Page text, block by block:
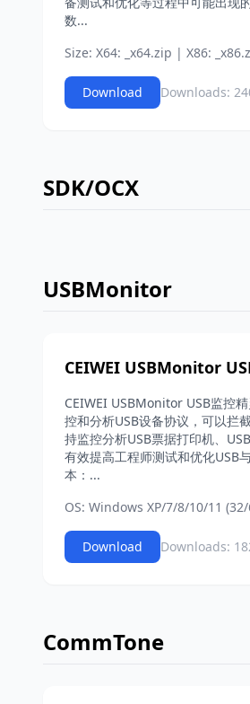
数...
Size: X64: _x64.zip | X86:
Download Downloads:
SDK/OCX
USBMonitor
CEIWEI USBMonitor
CEIWEI USBMonitor USB监控
控和分析USB设备协议，可以拦
持监控分析USB票据打印机、
有效提高工程师测试和优化
本：...
OS: Windows XP/7/8/10/11
Download Downloads:
CommTone